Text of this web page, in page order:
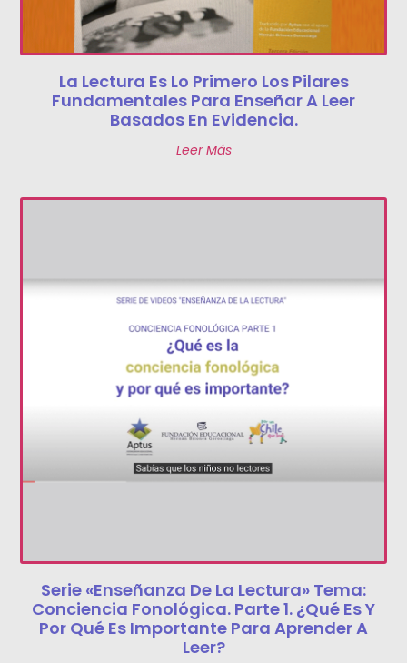
La Lectura Es Lo Primero Los Pilares
Fundamentales Para Enseñar A Leer
Basados En Evidencia.
Leer Más
Serie «Enseñanza De La Lectura» Tema:
Conciencia Fonológica. Parte 1. ¿Qué Es Y
Por Qué Es Importante Para Aprender A
Leer?